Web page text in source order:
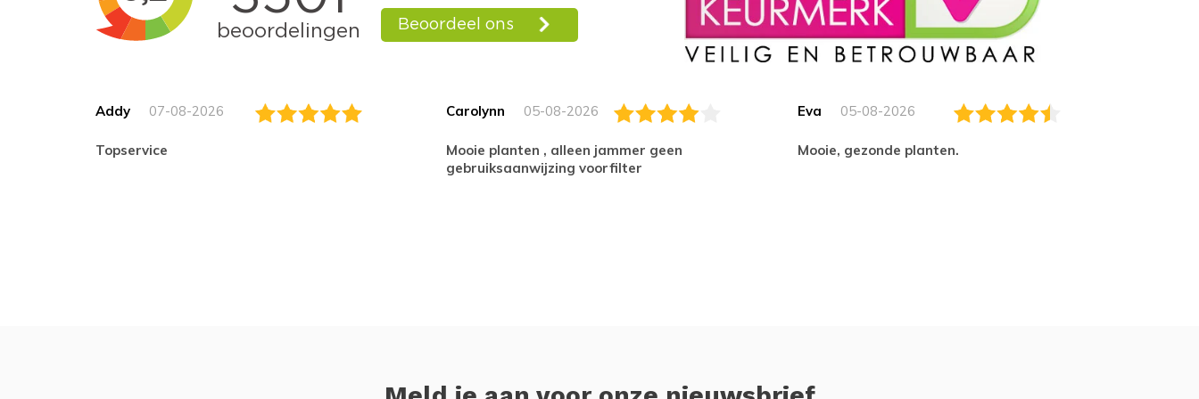
Addy 07-08-2026
topservice
Carolynn 05-08-2026
Mooie planten , alleen jammer geen
gebruiksaanwijzing voorfilter
Eva 05-08-2026
Mooie, gezonde planten.